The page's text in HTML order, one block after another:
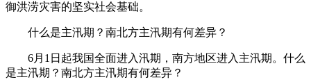
御洪涝灾害的坚实社会基础。
什么是主汛期？南北方主汛期有何差异？
6月1日起我国全面进入汛期，南方地区进入主汛期。什么
是主汛期？南北方主汛期有何差异？